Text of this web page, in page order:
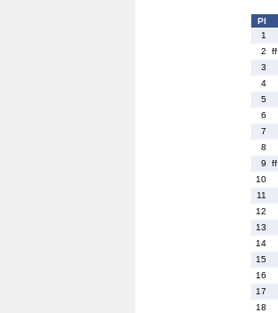
Pl
1
2
ff
3
4
5
6
7
8
9
ff
10
11
12
13
14
15
16
17
18